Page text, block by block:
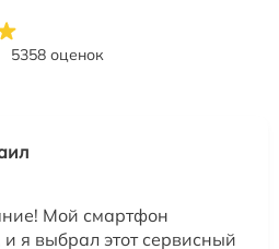
5358 оценок
Мой смартфон
я выбрал этот сервисный